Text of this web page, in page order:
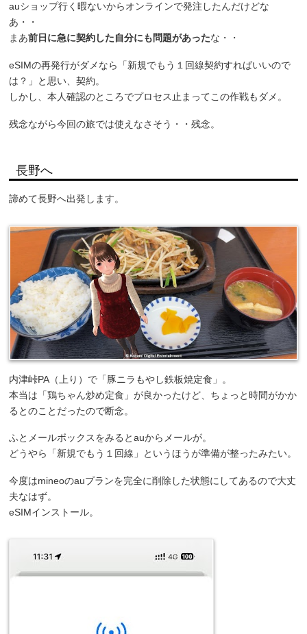
auショップ行く暇ないからオンラインで発注したんだけどな
あ・・
まあ前日に急に契約した自分にも問題があったな・・
eSIMの再発行がダメなら「新規でもう１回線契約すればいいので
は？」と思い、契約。
しかし、本人確認のところでプロセス止まってこの作戦もダメ。
残念ながら今回の旅では使えなさそう・・残念。
長野へ
諦めて長野へ出発します。
内津峠PA（上り）で「豚ニラもやし鉄板焼定食」。
本当は「鶏ちゃん炒め定食」が良かったけど、ちょっと時間がかか
るとのことだったので断念。
ふとメールボックスをみるとauからメールが。
どうやら「新規でもう１回線」というほうが準備が整ったみたい。
今度はmineoのauプランを完全に削除した状態にしてあるので大丈
夫なはず。
eSIMインストール。